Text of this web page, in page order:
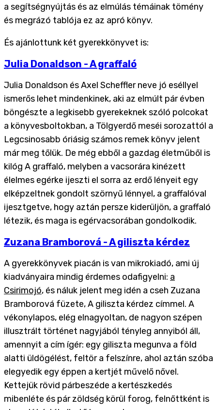
a segítségnyújtás és az elmúlás témáinak tömény
és megrázó tablója ez az apró könyv.
És ajánlottunk két gyerekkönyvet is:
Julia Donaldson - A graffaló
Julia Donaldson és Axel Scheffler neve jó eséllyel
ismerős lehet mindenkinek, aki az elmúlt pár évben
böngészte a legkisebb gyerekeknek szóló polcokat
a könyvesboltokban, a Tölgyerdő meséi sorozattól a
Legcsinosabb óriásig számos remek könyv jelent
már meg tőlük. De még ebből a gazdag életműből is
kilóg A graffaló, melyben a vacsorára kinézett
élelmes egérke ijeszti el sorra az erdő lényeit egy
elképzeltnek gondolt szörnyű lénnyel, a graffalóval
ijesztgetve, hogy aztán persze kiderüljön, a graffaló
létezik, és maga is egérvacsorában gondolkodik.
Zuzana Bramborová - A giliszta kérdez
A gyerekkönyvek piacán is van mikrokiadó, ami új
kiadványaira mindig érdemes odafigyelni: a
Csirimojó, és náluk jelent meg idén a cseh Zuzana
Bramborová füzete, A giliszta kérdez címmel. A
vékonylapos, elég elnagyoltan, de nagyon szépen
illusztrált történet nagyjából tényleg annyiból áll,
amennyit a cím ígér: egy giliszta megunva a föld
alatti üldögélést, feltör a felszínre, ahol aztán szóba
elegyedik egy éppen a kertjét művelő nővel.
Kettejük rövid párbeszéde a kertészkedés
mibenléte és pár zöldség körül forog, felnőttként is